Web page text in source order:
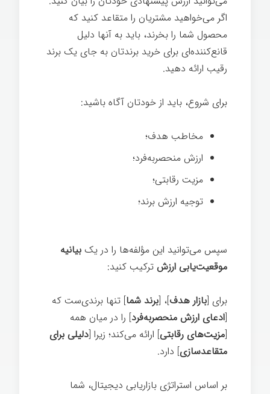
اگر می‌خواهید مشتریان را متقاعد کنید که
محصول شما را بخرند، باید به آنها دلیل
قانع‌کننده‌ای برای خرید برندتان به جای یک برند
رقیب ارائه دهید.
برای شروع، باید از خودتان آگاه باشید:
مخاطب هدف؛
ارزش منحصربه‌فرد؛
مزیت رقابتی؛
توجیه ارزش برند؛
سپس می‌توانید این مؤلفه‌ها را در یک بیانیه
موقعیت‌یابی ارزش ترکیب کنید:
برای [بازار هدف]، [برند شما] تنها برندی‌ست که
[ادعای ارزش منحصربه‌فرد] را در میان همه
[مزیت‌های رقابتی] ارائه می‌کند؛ زیرا [دلیلی برای
متقاعدسازی] دارد.
بر اساس استراتژی بازاریابی دیجیتال، شما